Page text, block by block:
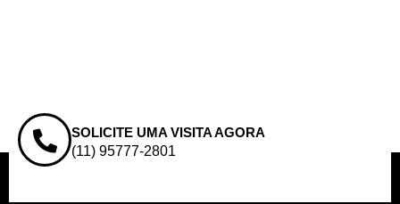
SOLICITE UMA VISITA AGORA
(11) 95777-2801